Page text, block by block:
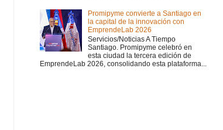
Promipyme convierte a Santiago en
la capital de la innovación con
EmprendeLab 2026
Servicios/Noticias A Tiempo
Santiago. Promipyme celebró en
esta ciudad la tercera edición de
EmprendeLab 2026, consolidando esta plataforma...